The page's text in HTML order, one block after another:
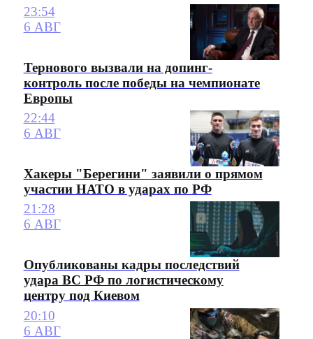
23:54
6 АВГ
Тернового вызвали на допинг-
контроль после победы на чемпионате
Европы
22:44
6 АВГ
Хакеры "Берегини" заявили о прямом
участии НАТО в ударах по РФ
21:28
6 АВГ
Опубликованы кадры последствий
удара ВС РФ по логистическому
центру под Киевом
20:10
6 АВГ